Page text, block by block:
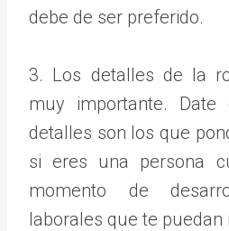
debe de ser preferido.
3. Los detalles de la
muy importante. Date
detalles son los que
si eres una persona
momento de
laborales que te puedan